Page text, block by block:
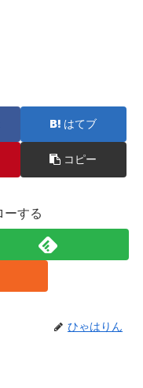
はてブ
コピー
ーする
ひゃはりん